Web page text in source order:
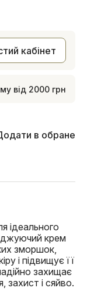
кабінет
від 2000 грн
в обране
ідеального
крем
зморшок,
і підвищує її
захищає
захист і сяйво.